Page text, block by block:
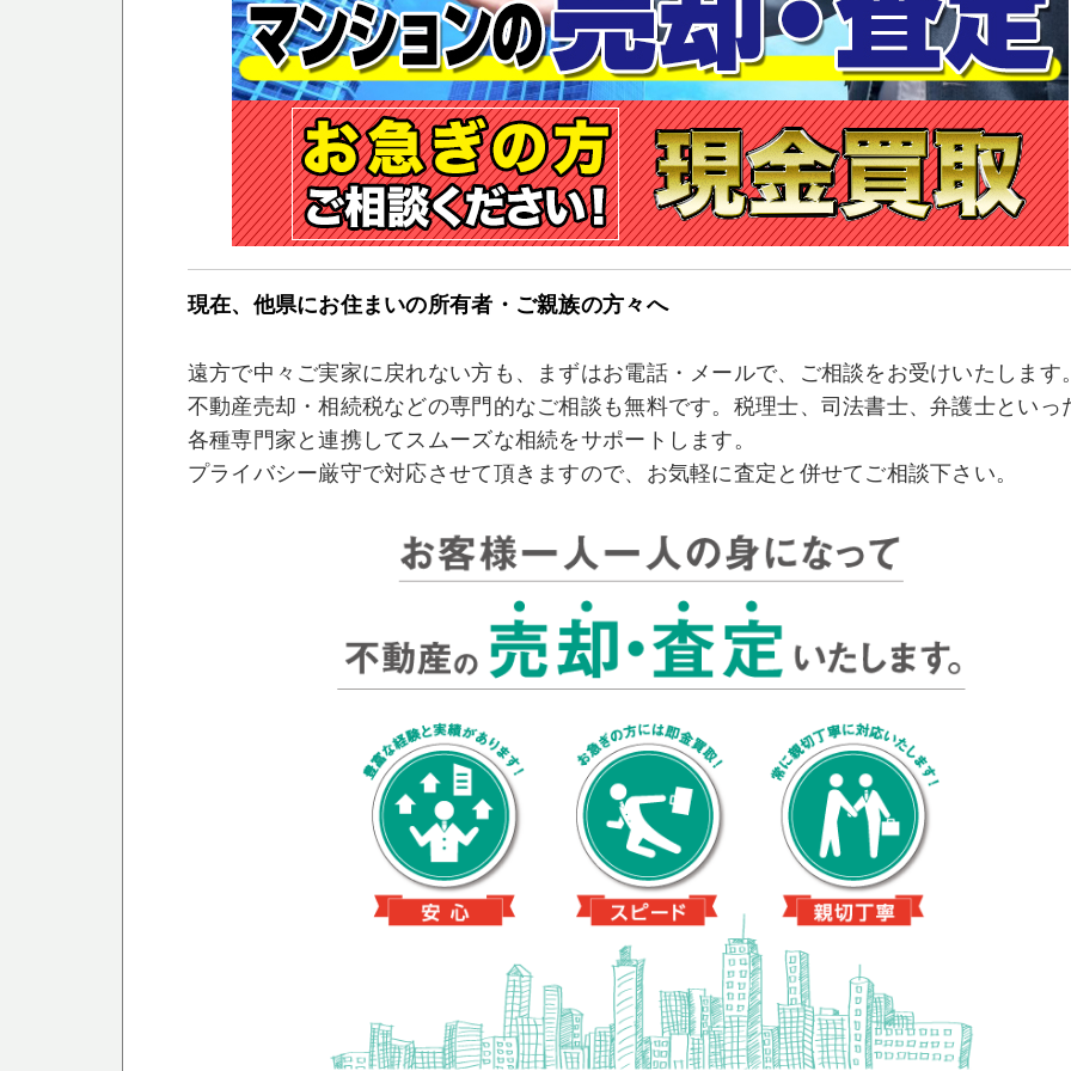
現在、他県にお住まいの所有者・ご親族の方々へ
遠方で中々ご実家に戻れない方も、まずはお電話・メールで、ご相談をお受けいたします
不動産売却・相続税などの専門的なご相談も無料です。税理士、司法書士、弁護士といっ
各種専門家と連携してスムーズな相続をサポートします。
プライバシー厳守で対応させて頂きますので、お気軽に査定と併せてご相談下さい。